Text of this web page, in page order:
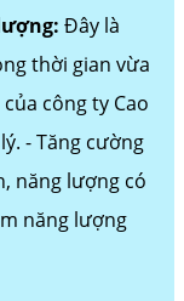
Đây là
thời gian vừa
công ty Cao
- Tăng cường
năng lượng có
năng lượng